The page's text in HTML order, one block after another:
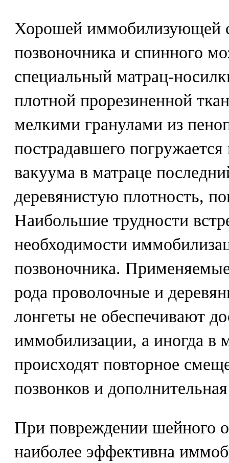
Хорошей иммобилизующей
позвоночника и спинного
специальный матрац-
плотной прорезиненной
мелкими гранулами из
пострадавшего
вакуума в матраце
деревянистую плотность,
Наибольшие трудности
необходимости
позвоночника.
рода проволочные и
лонгеты не обеспечивают
иммобилизации, а иногда в
происходят повторное
позвонков и
При повреждении шейного
наиболее эффективна